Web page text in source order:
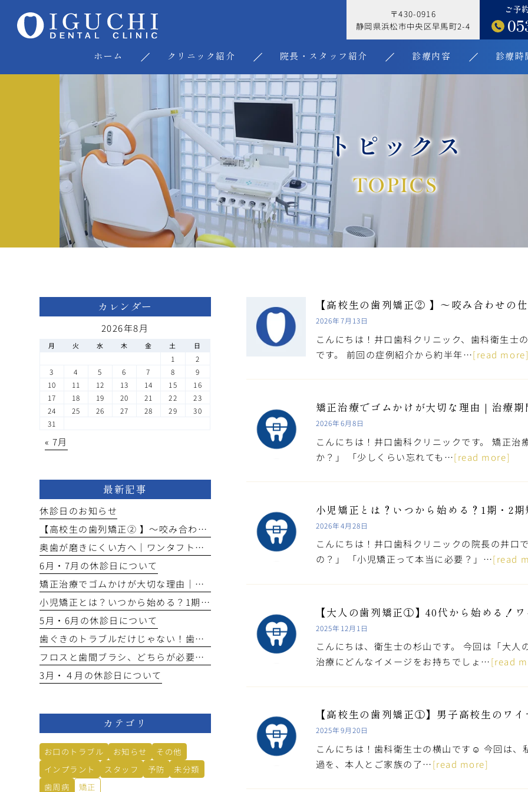
〒430-0916
静岡県浜松市中央区早馬町2-4
ご予
ホーム クリニック紹介 院長・スタッフ紹介 診療内容 診療時
トピックス
TOPICS
【高校生の歯列矯正② 】～咬み合わせの
2026年7月13日
こんにちは！井口歯科クリニック、歯科衛生士
です。 前回の症例紹介から約半年…[read
矯正治療でゴムかけが大切な理由｜治療
2026年6月8日
こんにちは！井口歯科クリニックです。 矯正
か？」 「少しくらい忘れても…[read more]
小児矯正とは？いつから始める？1期・2
2026年4月28日
こんにちは！井口歯科クリニックの院長の井口
の？」 「小児矯正って本当に必要？」…[read
【大人の歯列矯正①】40代から始める！
2025年12月1日
こんにちは、衛生士の杉山です。 今回は「大
治療にどんなイメージをお持ちでしょ…[read
【高校生の歯列矯正①】男子高校生のワ
2025年9月20日
こんにちは！歯科衛生士の横山です☺ 今回は
過を、本人とご家族の了…[read more]
カレンダー
2026年8月
月 火 水 木 金 土 日
1
2
3
4 5 6 7 8
9
10
11 12 13 14 15
16
17
18 19 20 21 22
23
24
25 26 27 28 29
30
31
« 7月
最新記事
休診日のお知らせ
【高校生の歯列矯正② 】～咬み合わせの仕上げ段階へ～
奥歯が磨きにくい方へ｜ワンタフトブラシの使い方とメリット
6月・7月の休診日について
矯正治療でゴムかけが大切な理由｜治療期間や咬み合わせへの影響とは？
小児矯正とは？いつから始める？1期・2期矯正の違いをわかりやすく解説
5月・6月の休診日について
歯ぐきのトラブルだけじゃない！歯周病が全身に与える影響とは？
フロスと歯間ブラシ、どちらが必要？あなたに合うのはどっち？
3月・４月の休診日について
カテゴリ
お口のトラブル お知らせ
その他
インプラント
スタッフ 予防
未分類
歯周病
矯正